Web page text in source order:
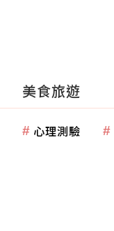
美食旅遊
心理測驗